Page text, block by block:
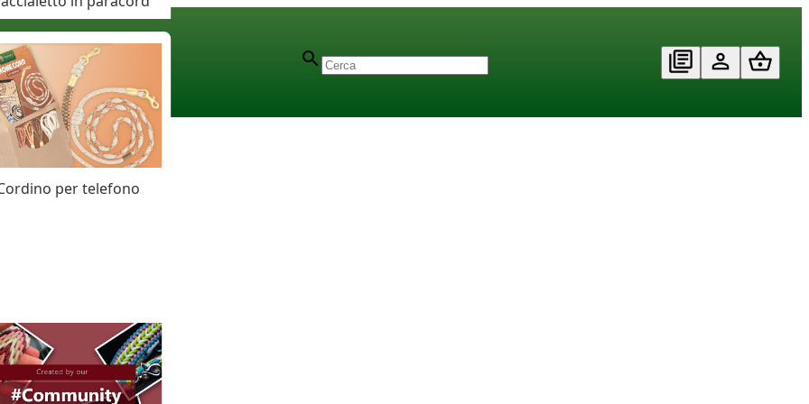
per telefono